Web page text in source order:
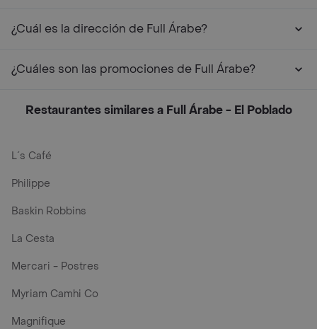
¿Cuál es la dirección de Full Árabe?
¿Cuáles son las promociones de Full Árabe?
Restaurantes similares a Full Árabe - El Poblado
L´s Café
Philippe
Baskin Robbins
La Cesta
Mercari - Postres
Myriam Camhi Co
Magnifique